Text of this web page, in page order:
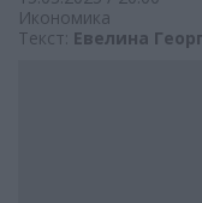
Икономика
Текст: Евелина